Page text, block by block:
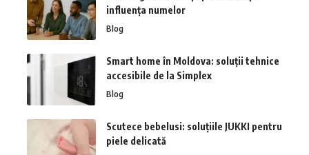
influența numelor
Blog
Smart home în Moldova: soluții tehnice
accesibile de la Simplex
Blog
Scutece bebelusi: soluțiile JUKKI pentru
piele delicată